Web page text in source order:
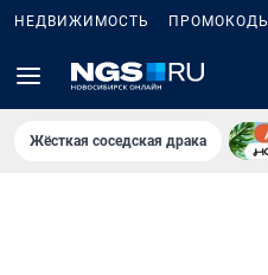
НЕДВИЖИМОСТЬ ПРОМОКОДЫ
Жёсткая соседская драка